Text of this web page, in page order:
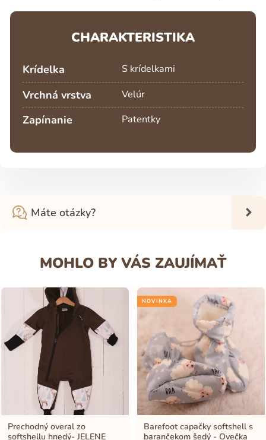
CHARAKTERISTIKA
Krídelka S krídelkami
Vrchná vrstva Velúr
Zapínanie Patentky
Máte otázky?
MOHLO BY VÁS ZAUJÍMAŤ
Prechodný overal zo
softshellu hnedý- JELENE
NOVINKA
Barefoot capačky softshell s
barančekom šedý - Ovečka